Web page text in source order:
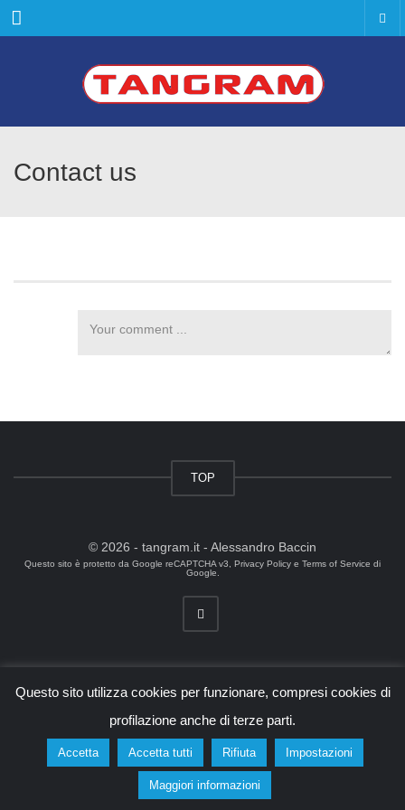
Menu
Contact us
TOP
© 2026 - tangram.it - Alessandro Baccin
Questo sito è protetto da Google reCAPTCHA v3, Privacy Policy e Terms of Service di
Google.
Questo sito utilizza cookies per funzionare, compresi cookies di
profilazione anche di terze parti.
Accetta Accetta tutti Rifiuta Impostazioni
Maggiori informazioni